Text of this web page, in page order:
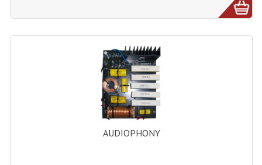
Compresseurs , Limiteurs , Noise Gate
Enceintes Et Caissons Basses
Packs Sono
Enceintes Amplifiées Actives
Enceintes, Système Amplifiés
AUDIOPHONY